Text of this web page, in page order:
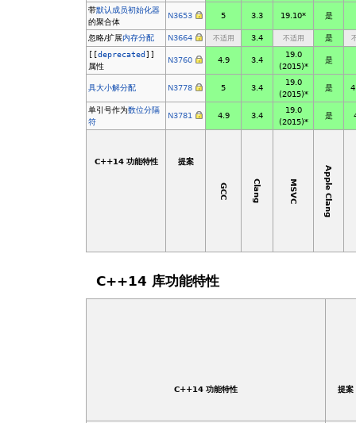
带默认成员初始化器
的聚合体
N3653 5 3.3 19.10* 是
忽略/扩展内存分配 N3664 不适用 3.4 不适用 是
[[deprecated]]
属性
N3760 4.9 3.4
19.0
(2015)*
是
具大小解分配 N3778 5 3.4
19.0
(2015)*
是
单引号作为数位分隔
符
N3781 4.9 3.4
19.0
(2015)*
是
C++14 功能特性 提案
GCC Clang MSVC Apple Clang
C++14 库功能特性
C++14 功能特性 提案